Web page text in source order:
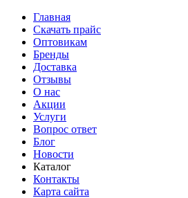
Главная
Скачать прайс
Оптовикам
Бренды
Доставка
Отзывы
О нас
Акции
Услуги
Вопрос ответ
Блог
Новости
Каталог
Контакты
Карта сайта